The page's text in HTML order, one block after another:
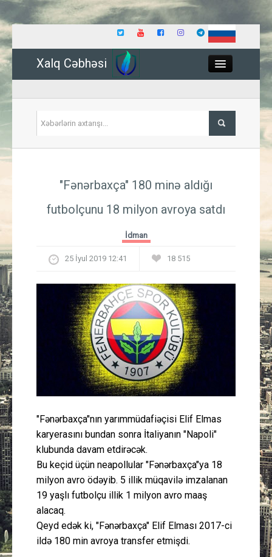
Xalq Cəbhəsi
İqtisadiyyat
Güney Azərbaycan
Mədəniyyət
Müsahibə
İdman
Əlaqə
"Fənərbaxça" 180 minə aldığı
futbolçunu 18 milyon avroya satdı
İdman
25 İyul 2019 12:41 18 515
"Fənərbaxça"nın yarımmüdafiəçisi Elif Elmas
karyerasını bundan sonra İtaliyanın "Napoli"
klubunda davam etdirəcək.
Bu keçid üçün neapollular "Fənərbaxça"ya 18
milyon avro ödəyib. 5 illik müqavilə imzalanan
19 yaşlı futbolçu illik 1 milyon avro maaş
alacaq.
Qeyd edək ki, "Fənərbaxça" Elif Elması 2017-ci
ildə 180 min avroya transfer etmişdi.